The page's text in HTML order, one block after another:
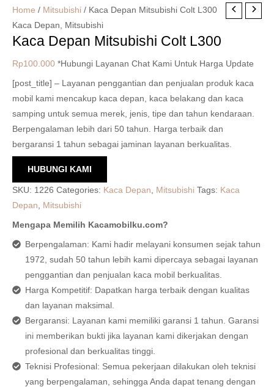
Home / Mitsubishi / Kaca Depan Mitsubishi Colt L300
Kaca Depan, Mitsubishi
Kaca Depan Mitsubishi Colt L300
Rp100.000 *Hubungi Layanan Chat Kami Untuk Harga Update
[post_title] – Layanan penggantian dan penjualan produk kaca
mobil kami mencakup kaca depan, kaca belakang dan kaca
samping untuk semua merek, jenis, tipe dan tahun kendaraan.
Berpengalaman lebih dari 50 tahun. Harga terbaik dan
bergaransi 1 tahun sebagai jaminan layanan berkualitas.
HUBUNGI KAMI
SKU: 1226 Categories: Kaca Depan, Mitsubishi Tags: Kaca
Depan, Mitsubishi
Mengapa Memilih Kacamobilku.com?
Berpengalaman: Kami hadir melayani konsumen sejak tahun
1972, sudah 50 tahun lebih kami dipercaya sebagai layanan
penggantian dan penjualan kaca mobil berkualitas.
Harga Kompetitif: Dapatkan harga terbaik dengan kualitas
dan layanan maksimal.
Bergaransi: Layanan kami memiliki garansi 1 tahun. Garansi
ini memberikan bukti jika layanan kami dikerjakan dengan
profesional dan berkualitas tinggi.
Teknisi Profesional: Semua pekerjaan dilakukan oleh teknisi
yang berpengalaman, sehingga Anda dapat tenang dengan